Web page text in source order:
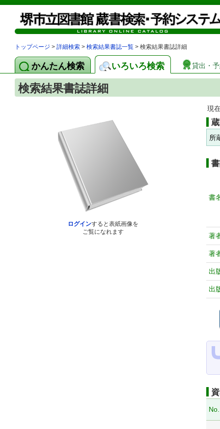
トップページ > 詳細検索 > 検索結果書誌一覧 > 検索結果書誌詳細
かんたん検索 いろいろ検索 貸出・
検索結果書誌詳細
ログインすると表紙画像を
ご覧になれます
現
所
書
著
著
出
出
No.